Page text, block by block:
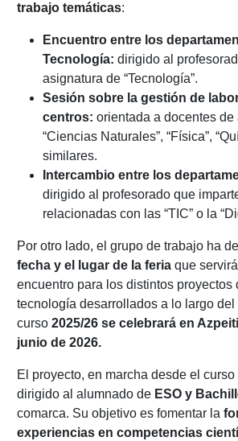
trabajo temáticas:
Encuentro entre los
Tecnología: dirigido al
asignatura de “Tecnología”.
Sesión sobre la gestión de
centros: orientada a docentes
“Ciencias Naturales”, “Física”,
similares.
Intercambio entre los
dirigido al profesorado que
relacionadas con las “TIC” o la
Por otro lado, el grupo de trabajo ha
fecha y el lugar de la feriaque
encuentro para los distintos proyectos
tecnología desarrollados a lo largo del
curso 2025/26 se celebrará en
junio de 2026.
El proyecto, en marcha desde el curso
dirigido al alumnado de ESO y
comarca. Su objetivo es fomentar la
experiencias en competencias